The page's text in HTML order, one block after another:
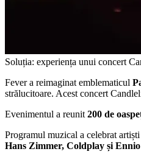
Soluția: experiența unui concert
Fever a reimaginat emblematicul
strălucitoare. Acest concert
Evenimentul a reunit 200 de
Programul muzical a celebrat
Hans Zimmer, Coldplay și